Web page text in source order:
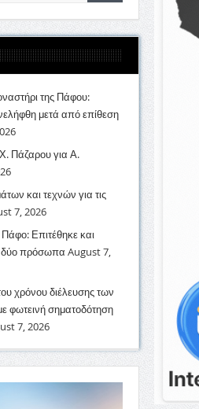
της Πάφου:
μετά από επίθεση
Πάζαρου για Α.
και τεχνών για τις
7, 2026
Επιτέθηκε και
δύο πρόσωπα August 7,
χρόνου διέλευσης των
φωτεινή σηματοδότηση
7, 2026